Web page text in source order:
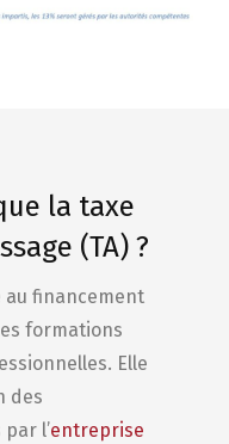
la taxe
(TA) ?
au financement
formations
Elle
des
l’entreprise